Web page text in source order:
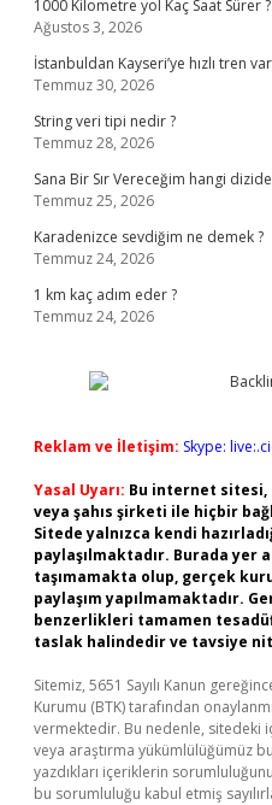
1000 Kilometre yol Kaç Saat Sürer ?
Ağustos 3, 2026
İstanbuldan Kayseri’ye hızlı tren var
Temmuz 30, 2026
String veri tipi nedir ?
Temmuz 28, 2026
Sana Bir Sır Vereceğim hangi
Temmuz 25, 2026
Karadenizce sevdiğim ne demek ?
Temmuz 24, 2026
1 km kaç adım eder ?
Temmuz 24, 2026
Reklam ve İletişim: Skype:
Yasal Uyarı: Bu internet sitesi,
veya şahıs şirketi ile hiçbir
Sitede yalnızca kendi
paylaşılmaktadır. Burada
taşımamakta olup, gerçek
paylaşım yapılmamaktadır.
benzerlikleri tamamen
taslak halindedir ve tavsiye
Sitemiz, 5651 Sayılı Kanun
Kurumu (BTK) tarafından
vermektedir. Bu nedenle, sitedeki
veya araştırma yükümlülüğümüz
yazdıkları içeriklerin
bu sorumluluğu kabul etmiş